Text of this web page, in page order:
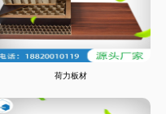
荷力板材